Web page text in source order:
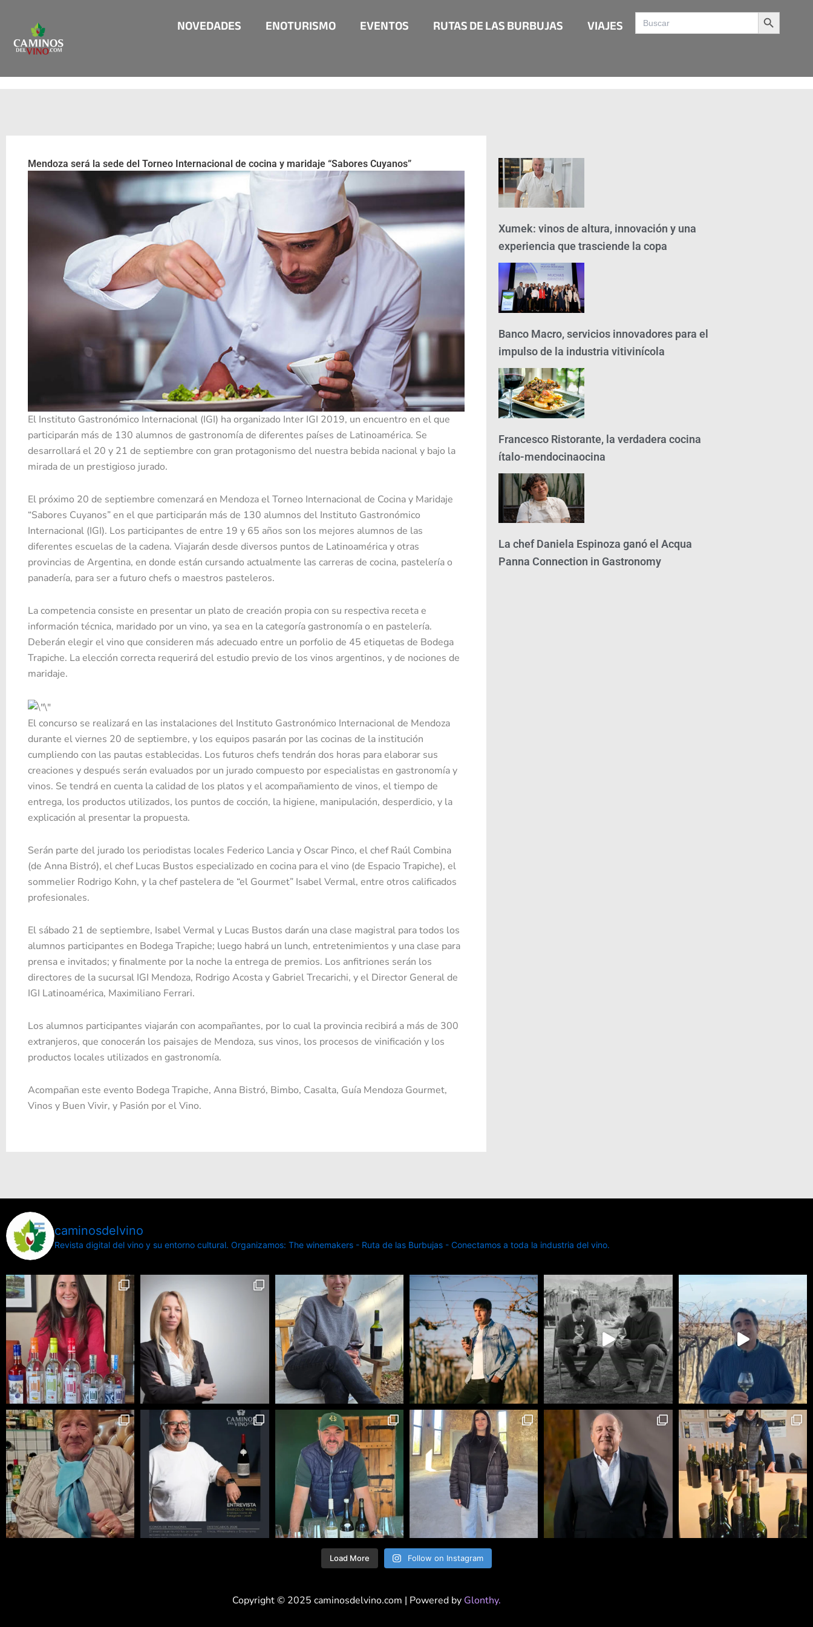
contenido
NOVEDADES ENOTURISMO EVENTOS RUTAS DE LAS BURBUJAS VIAJES
Search
for:
Search Button
Mendoza será la sede del Torneo Internacional de cocina y maridaje “Sabores Cuyanos”
El Instituto Gastronómico Internacional (IGI) ha organizado Inter IGI 2019, un encuentro en el que
participarán más de 130 alumnos de gastronomía de diferentes países de Latinoamérica. Se
desarrollará el 20 y 21 de septiembre con gran protagonismo del nuestra bebida nacional y bajo la
mirada de un prestigioso jurado.
El próximo 20 de septiembre comenzará en Mendoza el Torneo Internacional de Cocina y Maridaje
“Sabores Cuyanos” en el que participarán más de 130 alumnos del Instituto Gastronómico
Internacional (IGI). Los participantes de entre 19 y 65 años son los mejores alumnos de las
diferentes escuelas de la cadena. Viajarán desde diversos puntos de Latinoamérica y otras
provincias de Argentina, en donde están cursando actualmente las carreras de cocina, pastelería o
panadería, para ser a futuro chefs o maestros pasteleros.
La competencia consiste en presentar un plato de creación propia con su respectiva receta e
información técnica, maridado por un vino, ya sea en la categoría gastronomía o en pastelería.
Deberán elegir el vino que consideren más adecuado entre un porfolio de 45 etiquetas de Bodega
Trapiche. La elección correcta requerirá del estudio previo de los vinos argentinos, y de nociones de
maridaje.
El concurso se realizará en las instalaciones del Instituto Gastronómico Internacional de Mendoza
durante el viernes 20 de septiembre, y los equipos pasarán por las cocinas de la institución
cumpliendo con las pautas establecidas. Los futuros chefs tendrán dos horas para elaborar sus
creaciones y después serán evaluados por un jurado compuesto por especialistas en gastronomía y
vinos. Se tendrá en cuenta la calidad de los platos y el acompañamiento de vinos, el tiempo de
entrega, los productos utilizados, los puntos de cocción, la higiene, manipulación, desperdicio, y la
explicación al presentar la propuesta.
Serán parte del jurado los periodistas locales Federico Lancia y Oscar Pinco, el chef Raúl Combina
(de Anna Bistró), el chef Lucas Bustos especializado en cocina para el vino (de Espacio Trapiche), el
sommelier Rodrigo Kohn, y la chef pastelera de “el Gourmet” Isabel Vermal, entre otros calificados
profesionales.
El sábado 21 de septiembre, Isabel Vermal y Lucas Bustos darán una clase magistral para todos los
alumnos participantes en Bodega Trapiche; luego habrá un lunch, entretenimientos y una clase para
prensa e invitados; y finalmente por la noche la entrega de premios. Los anfitriones serán los
directores de la sucursal IGI Mendoza, Rodrigo Acosta y Gabriel Trecarichi, y el Director General de
IGI Latinoamérica, Maximiliano Ferrari.
Los alumnos participantes viajarán con acompañantes, por lo cual la provincia recibirá a más de 300
extranjeros, que conocerán los paisajes de Mendoza, sus vinos, los procesos de vinificación y los
productos locales utilizados en gastronomía.
Acompañan este evento Bodega Trapiche, Anna Bistró, Bimbo, Casalta, Guía Mendoza Gourmet,
Vinos y Buen Vivir, y Pasión por el Vino.
Xumek: vinos de altura, innovación y una
experiencia que trasciende la copa
Banco Macro, servicios innovadores para el
impulso de la industria vitivinícola
Francesco Ristorante, la verdadera cocina
ítalo-mendocinaocina
La chef Daniela Espinoza ganó el Acqua
Panna Connection in Gastronomy
caminosdelvino
Revista digital del vino y su entorno cultural. Organizamos: The winemakers - Ruta de las Burbujas - Conectamos a toda la industria del vino.
Load More Follow on Instagram
Copyright © 2025 caminosdelvino.com | Powered by Glonthy.